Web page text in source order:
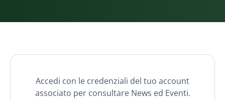
Accedi con le credenziali del tuo account
associato per consultare News ed Eventi.